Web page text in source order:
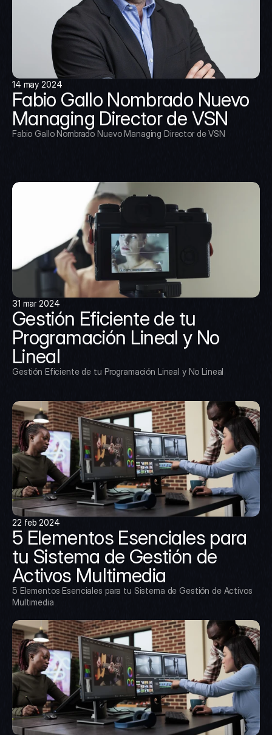
14 may 2024
Fabio Gallo Nombrado Nuevo
Managing Director de VSN
Fabio Gallo Nombrado Nuevo Managing Director de VSN
31 mar 2024
Gestión Eficiente de tu
Programación Lineal y No
Lineal
Gestión Eficiente de tu Programación Lineal y No Lineal
22 feb 2024
5 Elementos Esenciales para
tu Sistema de Gestión de
Activos Multimedia
5 Elementos Esenciales para tu Sistema de Gestión de Activos
Multimedia